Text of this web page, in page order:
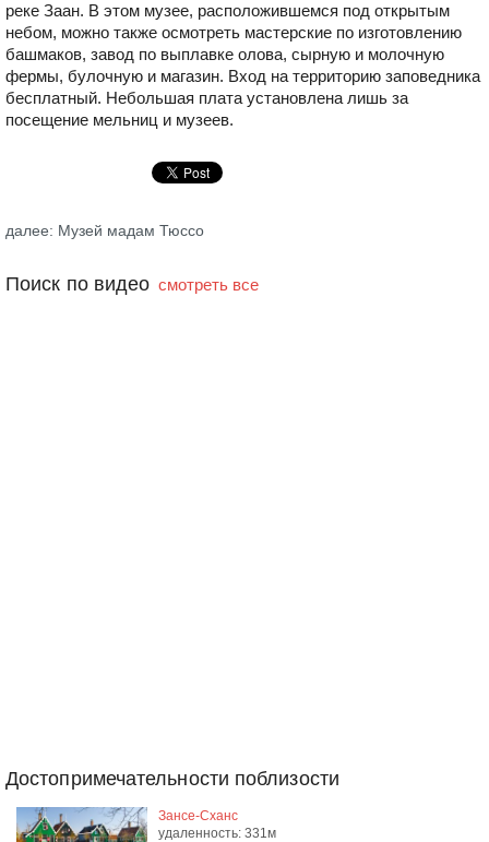
реке Заан. В этом музее, расположившемся под открытым
небом, можно также осмотреть мастерские по изготовлению
башмаков, завод по выплавке олова, сырную и молочную
фермы, булочную и магазин. Вход на территорию заповедника
бесплатный. Небольшая плата установлена лишь за
посещение мельниц и музеев.
далее: Музей мадам Тюссо
Поиск по видео смотреть все
Достопримечательности поблизости
Зансе-Сханс
удаленность: 331м